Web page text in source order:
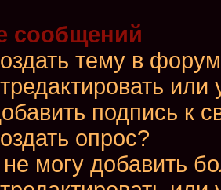
сообщений
тему в
подпись к
опрос?
могу добавить